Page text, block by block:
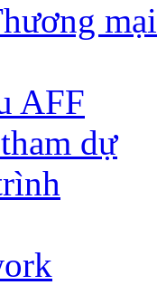
AFF
dự